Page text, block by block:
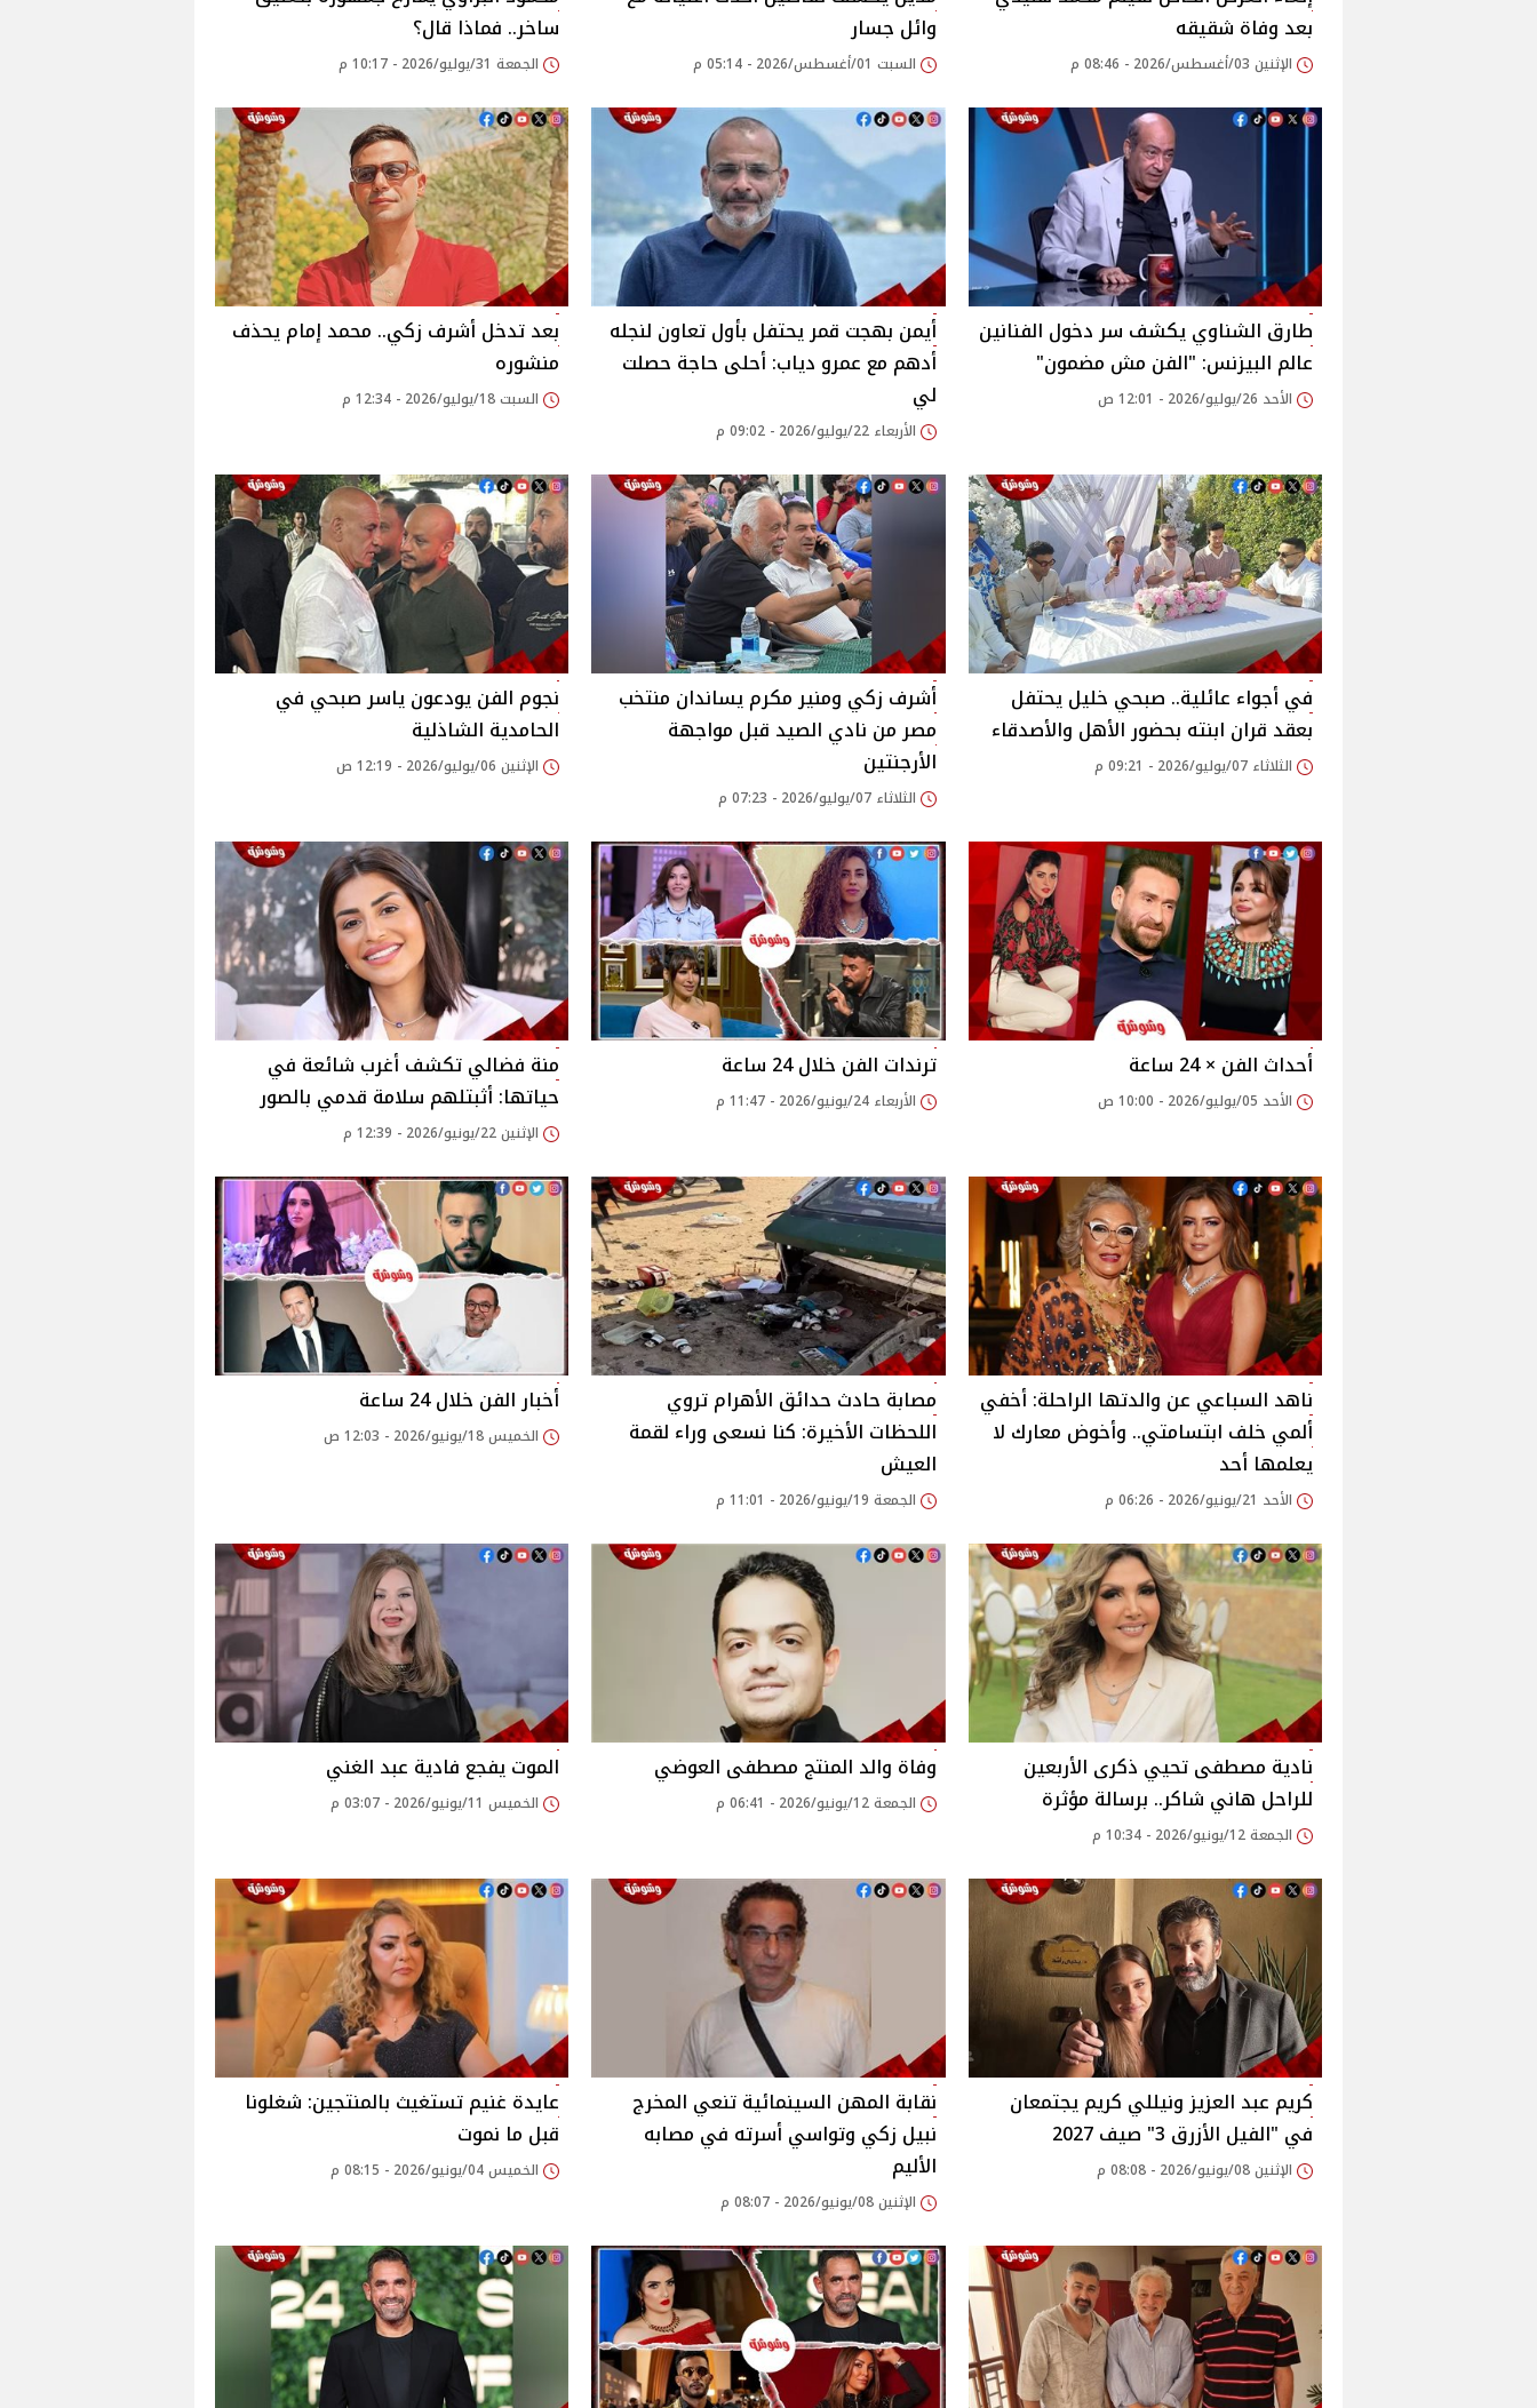
بعد وفاة شقيقه
الإثنين 03/أغسطس/2026 - 08:46 م
وائل جسار
السبت 01/أغسطس/2026 - 05:14 م
ساخر.. فماذا قال؟
الجمعة 31/يوليو/2026 - 10:17 م
طارق الشناوي يكشف سر دخول الفنانين
عالم البيزنس: "الفن مش مضمون"
الأحد 26/يوليو/2026 - 12:01 ص
أيمن بهجت قمر يحتفل بأول تعاون لنجله
أدهم مع عمرو دياب: أحلى حاجة حصلت
لي
الأربعاء 22/يوليو/2026 - 09:02 م
بعد تدخل أشرف زكي.. محمد إمام يحذف
منشوره
السبت 18/يوليو/2026 - 12:34 م
في أجواء عائلية.. صبحي خليل يحتفل
بعقد قران ابنته بحضور الأهل والأصدقاء
الثلاثاء 07/يوليو/2026 - 09:21 م
أشرف زكي ومنير مكرم يساندان منتخب
مصر من نادي الصيد قبل مواجهة
الأرجنتين
الثلاثاء 07/يوليو/2026 - 07:23 م
نجوم الفن يودعون ياسر صبحي في
الحامدية الشاذلية
الإثنين 06/يوليو/2026 - 12:19 ص
أحداث الفن × 24 ساعة
الأحد 05/يوليو/2026 - 10:00 ص
ترندات الفن خلال 24 ساعة
الأربعاء 24/يونيو/2026 - 11:47 م
منة فضالي تكشف أغرب شائعة في
حياتها: أثبتلهم سلامة قدمي بالصور
الإثنين 22/يونيو/2026 - 12:39 م
ناهد السباعي عن والدتها الراحلة: أخفي
ألمي خلف ابتسامتي.. وأخوض معارك لا
يعلمها أحد
الأحد 21/يونيو/2026 - 06:26 م
مصابة حادث حدائق الأهرام تروي
اللحظات الأخيرة: كنا نسعى وراء لقمة
العيش
الجمعة 19/يونيو/2026 - 11:01 م
أخبار الفن خلال 24 ساعة
الخميس 18/يونيو/2026 - 12:03 ص
نادية مصطفى تحيي ذكرى الأربعين
للراحل هاني شاكر.. برسالة مؤثرة
الجمعة 12/يونيو/2026 - 10:34 م
وفاة والد المنتج مصطفى العوضي
الجمعة 12/يونيو/2026 - 06:41 م
الموت يفجع فادية عبد الغني
الخميس 11/يونيو/2026 - 03:07 م
كريم عبد العزيز ونيللي كريم يجتمعان
في "الفيل الأزرق 3" صيف 2027
الإثنين 08/يونيو/2026 - 08:08 م
نقابة المهن السينمائية تنعي المخرج
نبيل زكي وتواسي أسرته في مصابه
الأليم
الإثنين 08/يونيو/2026 - 08:07 م
عايدة غنيم تستغيث بالمنتجين: شغلونا
قبل ما نموت
الخميس 04/يونيو/2026 - 08:15 م